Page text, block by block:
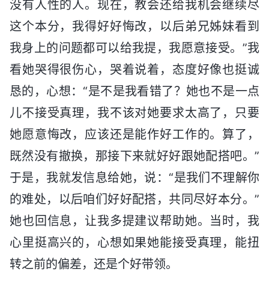
没有人性的人。现在，教会还给我机会继续尽
这个本分，我得好好悔改，以后弟兄姊妹看到
我身上的问题都可以给我提，我愿意接受。”我
看她哭得很伤心，哭着说着，态度好像也挺诚
恳的，心想：“是不是我看错了？她也不是一点
儿不接受真理，我不该对她要求太高了，只要
她愿意悔改，应该还是能作好工作的。算了，
既然没有撤换，那接下来就好好跟她配搭吧。”
于是，我就发信息给她，说：“是我们不理解你
的难处，以后咱们好好配搭，共同尽好本分。”
她也回信息，让我多提建议帮助她。当时，我
心里挺高兴的，心想如果她能接受真理，能扭
转之前的偏差，还是个好带领。